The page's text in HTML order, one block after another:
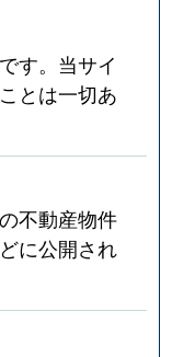
す。当サイ
とは一切あ
不動産物件
に公開され